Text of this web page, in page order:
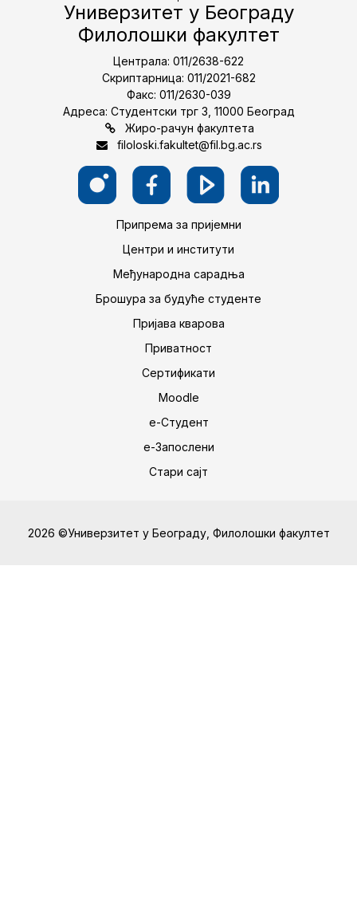
Универзитет у Београду
Филолошки факултет
Централа: 011/2638-622
Скриптарница: 011/2021-682
Факс: 011/2630-039
Адреса: Студентски трг 3, 11000 Београд
Жиро-рачун факултета
filoloski.fakultet@fil.bg.ac.rs
Припрема за пријемни
Центри и институти
Међународна сарадња
Брошура за будуће студенте
Пријава кварова
Приватност
Сертификати
Moodle
е-Студент
е-Запослени
Стари сајт
2026 ©Универзитет у Београду, Филолошки факултет